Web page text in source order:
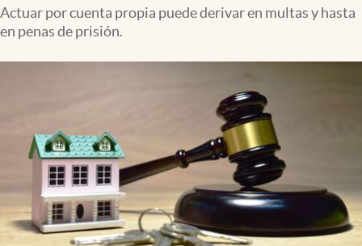
Actuar por cuenta propia puede derivar en multas y hasta
en penas de prisión.